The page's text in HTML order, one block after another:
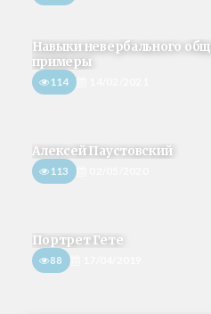
Навыки невербального
примеры
114
Алексей Паустовский
113
Портрет Гете
88